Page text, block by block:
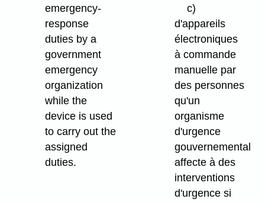
emergency-
response
duties by a
government
emergency
organization
while the
device is used
to carry out the
assigned
duties.
c)
d'appareils
électroniques
à commande
manuelle par
des personnes
qu'un
organisme
d'urgence
gouvernemental
affecte à des
interventions
d'urgence si